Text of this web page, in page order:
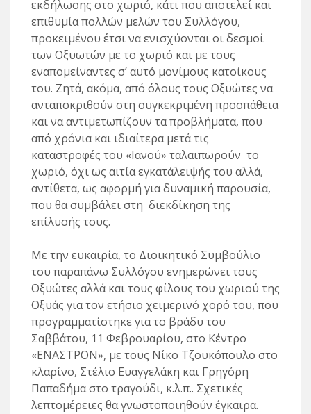
εκδήλωσης στο χωριό, κάτι που αποτελεί και
επιθυμία πολλών μελών του Συλλόγου,
προκειμένου έτσι να ενισχύονται οι δεσμοί
των Οξυωτών με το χωριό και με τους
εναπομείναντες σ’ αυτό μονίμους κατοίκους
του. Ζητά, ακόμα, από όλους τους Οξυώτες να
ανταποκριθούν στη συγκεκριμένη προσπάθεια
και να αντιμετωπίζουν τα προβλήματα, που
από χρόνια και ιδιαίτερα μετά τις
καταστροφές του «Ιανού» ταλαιπωρούν το
χωριό, όχι ως αιτία εγκατάλειψής του αλλά,
αντίθετα, ως αφορμή για δυναμική παρουσία,
που θα συμβάλει στη διεκδίκηση της
επίλυσής τους.
Με την ευκαιρία, το Διοικητικό Συμβούλιο
του παραπάνω Συλλόγου ενημερώνει τους
Οξυώτες αλλά και τους φίλους του χωριού της
Οξυάς για τον ετήσιο χειμερινό χορό του, που
προγραμματίστηκε για το βράδυ του
Σαββάτου, 11 Φεβρουαρίου, στο Κέντρο
«ΕΝΑΣΤΡΟΝ», με τους Νίκο Τζουκόπουλο στο
κλαρίνο, Στέλιο Ευαγγελάκη και Γρηγόρη
Παπαδήμα στο τραγούδι, κ.λ.π.. Σχετικές
λεπτομέρειες θα γνωστοποιηθούν έγκαιρα.